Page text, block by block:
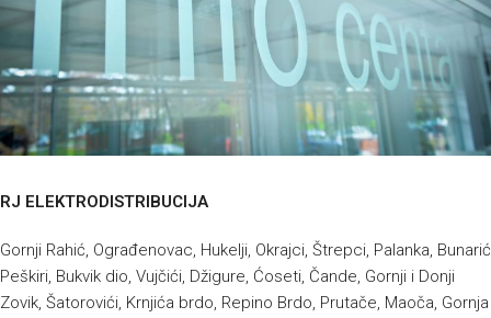
RJ ELEKTRODISTRIBUCIJA
Gornji Rahić, Ograđenovac, Hukelji, Okrajci, Štrepci, Palanka, Bunarić
Peškiri, Bukvik dio, Vujčići, Džigure, Ćoseti, Čande, Gornji i Donji
Zovik, Šatorovići, Krnjića brdo, Repino Brdo, Prutače, Maoča, Gornja